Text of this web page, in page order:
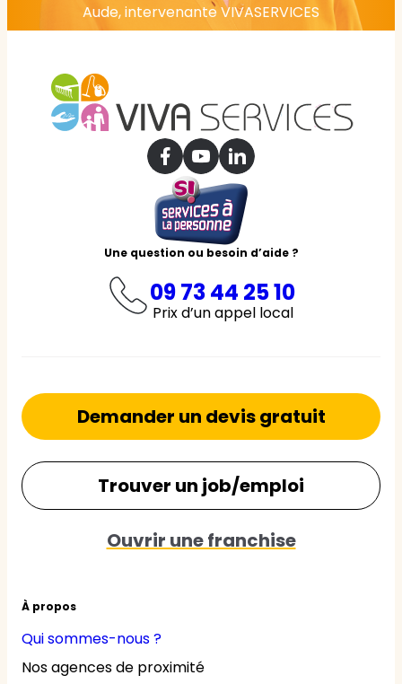
Aude, intervenante VIVASERVICES
Une question ou besoin d’aide ?
09 73 44 25 10
Prix d’un appel local
À propos
Qui sommes-nous ?
Nos agences de proximité
Demander un devis gratuit
Trouver un job/emploi
Ouvrir une franchise